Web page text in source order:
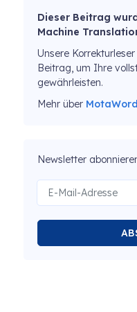
Dieser Beitrag
Machine
Unsere
Beitrag, um Ihre
gewährleisten.
Mehr über
Newsletter